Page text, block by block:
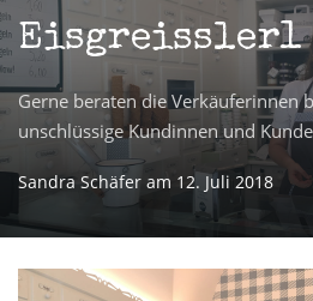
Eisgreissler1
Gerne beraten die Verkäuferinnen
unschlüssige Kundinnen und
Sandra Schäfer am 12. Juli 2018